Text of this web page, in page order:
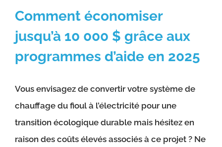
Comment économiser
jusqu’à 10 000 $ grâce aux
programmes d’aide en 2025
Vous envisagez de convertir votre système de
chauffage du fioul à l’électricité pour une
transition écologique durable mais hésitez en
raison des coûts élevés associés à ce projet ? Ne